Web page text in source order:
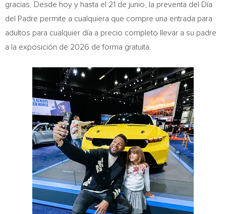
gracias. Desde hoy y hasta el 21 de junio, la preventa del Día
del Padre permite a cualquiera que compre una entrada para
adultos para cualquier día a precio completo llevar a su padre
a la exposición de 2026 de forma gratuita.